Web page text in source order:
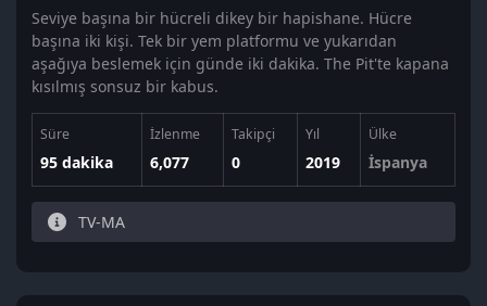
Seviye başına bir hücreli dikey bir hapishane. Hücre
başına iki kişi. Tek bir yem platformu ve yukarıdan
aşağıya beslemek için günde iki dakika. The Pit'te kapana
kısılmış sonsuz bir kabus.
Süre
95 dakika
İzlenme
6,077
Takipçi
0
Yıl
2019
Ülke
İspanya
TV-MA